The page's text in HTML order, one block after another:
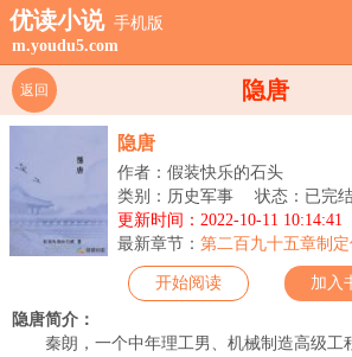
优读小说 手机版
m.youdu5.com
隐唐
返回
隐唐
作者：假装快乐的石头
类别：历史军事
状态：已完
更新时间：2022-10-11 10:14:41
最新章节： 第二百九十五章制定
开始阅读 加入
隐唐简介：
秦朗，一个中年理工男、机械制造高级工